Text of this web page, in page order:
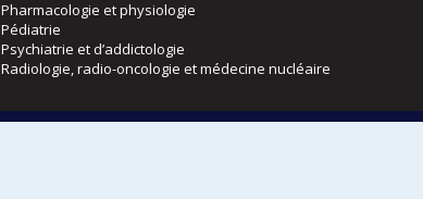
Pharmacologie et physiologie
Pédiatrie
Psychiatrie et d’addictologie
Radiologie, radio-oncologie et médecine nucléaire